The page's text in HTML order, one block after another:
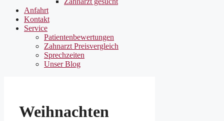
Anfahrt
Kontakt
Service
Patientenbewertungen
Zahnarzt Preisvergleich
Sprechzeiten
Unser Blog
Weihnachten